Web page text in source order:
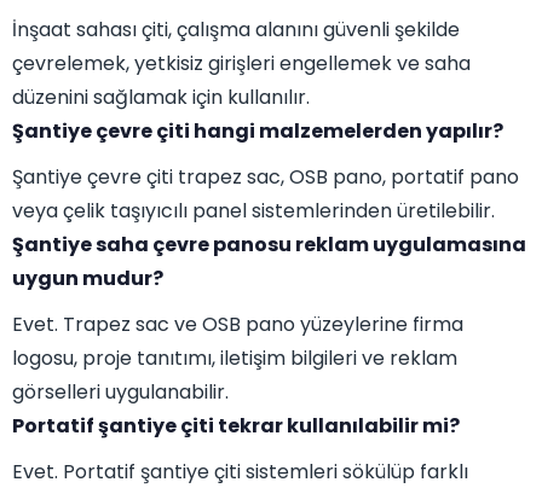
İnşaat sahası çiti, çalışma alanını güvenli şekilde
çevrelemek, yetkisiz girişleri engellemek ve saha
düzenini sağlamak için kullanılır.
Şantiye çevre çiti hangi malzemelerden yapılır?
Şantiye çevre çiti trapez sac, OSB pano, portatif pano
veya çelik taşıyıcılı panel sistemlerinden üretilebilir.
Şantiye saha çevre panosu reklam uygulamasına
uygun mudur?
Evet. Trapez sac ve OSB pano yüzeylerine firma
logosu, proje tanıtımı, iletişim bilgileri ve reklam
görselleri uygulanabilir.
Portatif şantiye çiti tekrar kullanılabilir mi?
Evet. Portatif şantiye çiti sistemleri sökülüp farklı